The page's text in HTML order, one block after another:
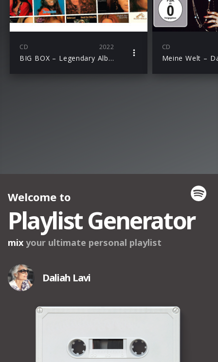
CD 2022
BIG BOX – Legendary Albums
CD